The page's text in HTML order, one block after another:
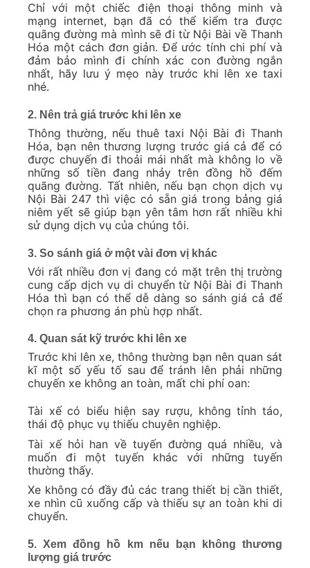
Chỉ với một chiếc điện thoại thông minh và
mạng internet, bạn đã có thể kiểm tra được
quãng đường mà mình sẽ đi từ Nội Bài về Thanh
Hóa một cách đơn giản. Để ước tính chi phí và
đảm bảo mình đi chính xác con đường ngắn
nhất, hãy lưu ý mẹo này trước khi lên xe taxi
nhé.
2. Nên trả giá trước khi lên xe
Thông thường, nếu thuê taxi Nội Bài đi Thanh
Hóa, bạn nên thương lượng trước giá cả để có
được chuyến đi thoải mái nhất mà không lo về
những số tiền đang nhảy trên đồng hồ đếm
quãng đường. Tất nhiên, nếu bạn chọn dịch vụ
Nội Bài 247 thì việc có sẵn giá trong bảng giá
niêm yết sẽ giúp bạn yên tâm hơn rất nhiều khi
sử dụng dịch vụ của chúng tôi.
3. So sánh giá ở một vài đơn vị khác
Với rất nhiều đơn vị đang có mặt trên thị trường
cung cấp dịch vụ di chuyển từ Nội Bài đi Thanh
Hóa thì bạn có thể dễ dàng so sánh giá cả để
chọn ra phương án phù hợp nhất.
4. Quan sát kỹ trước khi lên xe
Trước khi lên xe, thông thường bạn nên quan sát
kĩ một số yếu tố sau để tránh lên phải những
chuyến xe không an toàn, mất chi phí oan:
Tài xế có biểu hiện say rượu, không tỉnh táo,
thái độ phục vụ thiếu chuyên nghiệp.
Tài xế hỏi han về tuyến đường quá nhiều, và
muốn đi một tuyến khác với những tuyến
thường thấy.
Xe không có đầy đủ các trang thiết bị cần thiết,
xe nhìn cũ xuống cấp và thiếu sự an toàn khi di
chuyển.
5. Xem đồng hồ km nếu bạn không thương
lượng giá trước